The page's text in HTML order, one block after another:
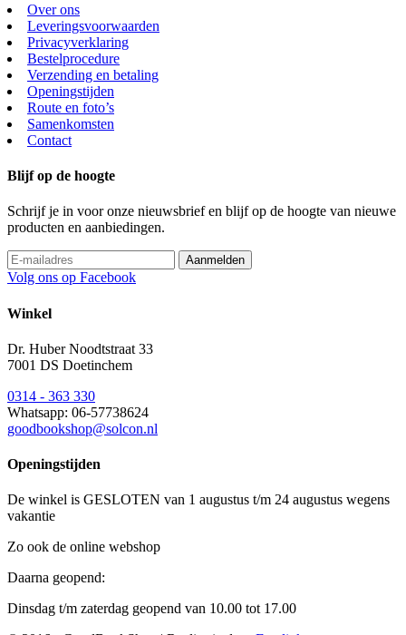
Over ons
Leveringsvoorwaarden
Privacyverklaring
Bestelprocedure
Verzending en betaling
Openingstijden
Route en foto’s
Samenkomsten
Contact
Blijf op de hoogte
Schrijf je in voor onze nieuwsbrief en blijf op de hoogte van nieuwe
producten en aanbiedingen.
Volg ons op Facebook
Winkel
Dr. Huber Noodtstraat 33
7001 DS Doetinchem
0314 - 363 330
Whatsapp: 06-57738624
goodbookshop@solcon.nl
Openingstijden
De winkel is GESLOTEN van 1 augustus t/m 24 augustus wegens
vakantie
Zo ook de online webshop
Daarna geopend:
Dinsdag t/m zaterdag geopend van 10.00 tot 17.00